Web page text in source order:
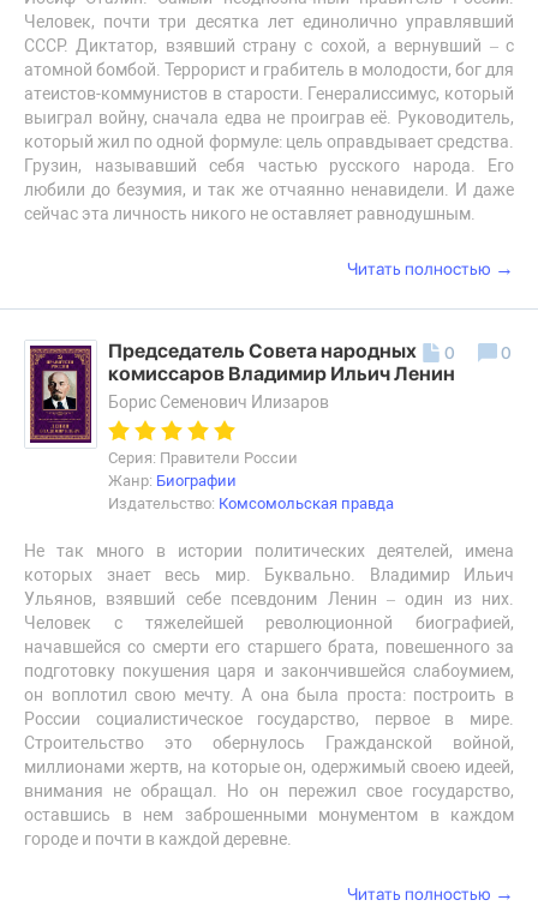
Человек, почти три десятка лет единолично управлявший
СССР. Диктатор, взявший страну с сохой, а вернувший – с
атомной бомбой. Террорист и грабитель в молодости, бог для
атеистов-коммунистов в старости. Генералиссимус, который
выиграл войну, сначала едва не проиграв её. Руководитель,
который жил по одной формуле: цель оправдывает средства.
Грузин, называвший себя частью русского народа. Его
любили до безумия, и так же отчаянно ненавидели. И даже
сейчас эта личность никого не оставляет равнодушным.
Читать полностью →
Председатель Совета народных
комиссаров Владимир Ильич Ленин
Борис Семенович Илизаров
Серия: Правители России
Жанр: Биографии
Издательство: Комсомольская правда
Не так много в истории политических деятелей, имена
которых знает весь мир. Буквально. Владимир Ильич
Ульянов, взявший себе псевдоним Ленин – один из них.
Человек с тяжелейшей революционной биографией,
начавшейся со смерти его старшего брата, повешенного за
подготовку покушения царя и закончившейся слабоумием,
он воплотил свою мечту. А она была проста: построить в
России социалистическое государство, первое в мире.
Строительство это обернулось Гражданской войной,
миллионами жертв, на которые он, одержимый своею идеей,
внимания не обращал. Но он пережил свое государство,
оставшись в нем заброшенными монументом в каждом
городе и почти в каждой деревне.
0 0
Читать полностью →